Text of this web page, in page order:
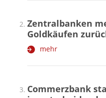
Zentralbanken
Goldkäufen
mehr
Commerzbank